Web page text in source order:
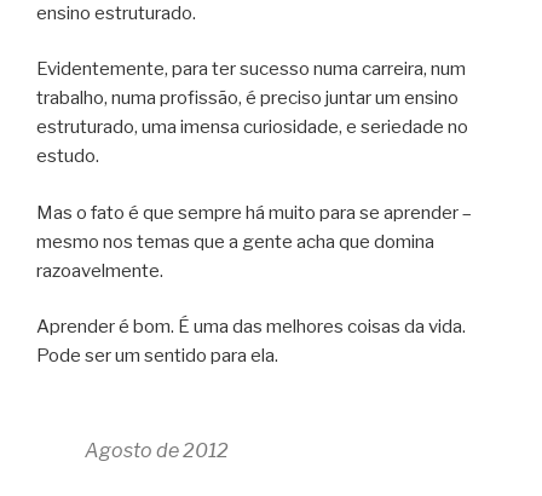
ensino estruturado.
Evidentemente, para ter sucesso numa carreira, num
trabalho, numa profissão, é preciso juntar um ensino
estruturado, uma imensa curiosidade, e seriedade no
estudo.
Mas o fato é que sempre há muito para se aprender –
mesmo nos temas que a gente acha que domina
razoavelmente.
Aprender é bom. É uma das melhores coisas da vida.
Pode ser um sentido para ela.
Agosto de 2012